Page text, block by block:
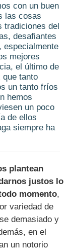
con un buen
las cosas
tradiciones del
desafiantes
especialmente
mejores
el último de
tanto
un tanto fríos
hemos
un poco
de ellos
siempre ha
plantean
justos lo
momento,
variedad de
demasiado y
en el
un notorio